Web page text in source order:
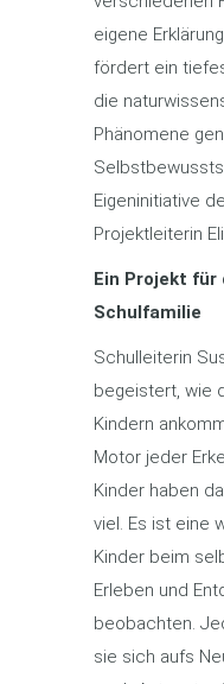
eigene
fördert ein
die
Phänomene
Eigeninitiative
Projektleiterin
Ein Projekt für
Schulfamilie
Schulleiterin
begeistert, wie
Kindern
Motor jeder
Kinder haben
viel. Es ist eine
Kinder beim
Erleben und
beobachten.
sie sich aufs